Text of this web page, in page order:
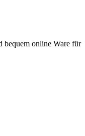
bequem online Ware für